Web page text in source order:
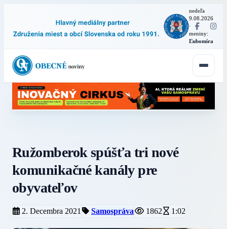
nedeľa
9.08.2026
·
meniny:
Ľubomíra
Ružomberok spúšťa tri nové
komunikačné kanály pre
obyvateľov
2. Decembra 2021 Samospráva 1862 1:02